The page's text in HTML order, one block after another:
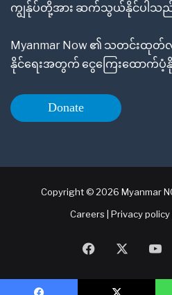
ကျွန်ုပ်တို့အား ဆက်သွယ်နိုင်ပါသ
Myanmar Now ၏ သတင်းထု
နိုင်ရေးအတွက် ငွေကြေးထောက်ပံ့
Donate
Copyright © 2026 Myanmar
Careers | Privacy policy
Facebook